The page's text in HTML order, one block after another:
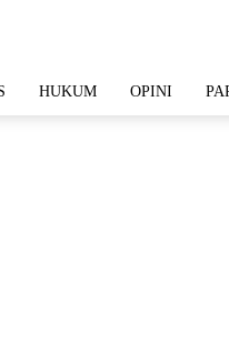
HUKUM OPINI